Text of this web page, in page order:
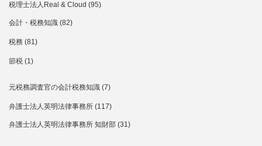
税理士法人Real & Cloud (95)
会計・税務知識 (82)
税務 (81)
節税 (1)
元税務調査官の会計税務知識 (7)
弁護士法人英明法律事務所 (117)
弁護士法人英明法律事務所 知財部 (31)